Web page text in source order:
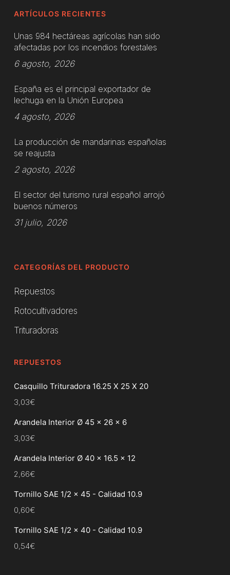
ARTÍCULOS RECIENTES
Unas 984 hectáreas agrícolas han sido
afectadas por los incendios forestales
6 agosto, 2026
España es el principal exportador de
lechuga en la Unión Europea
4 agosto, 2026
La producción de mandarinas españolas
se reajusta
2 agosto, 2026
El sector del turismo rural español arrojó
buenos números
31 julio, 2026
CATEGORÍAS DEL PRODUCTO
Repuestos
Rotocultivadores
Trituradoras
REPUESTOS
Casquillo Trituradora 16.25 X 25 X 20
3,03€
Arandela Interior Ø 45 x 26 x 6
3,03€
Arandela Interior Ø 40 x 16.5 x 12
2,66€
Tornillo SAE 1/2 x 45 - Calidad 10.9
0,60€
Tornillo SAE 1/2 x 40 - Calidad 10.9
0,54€